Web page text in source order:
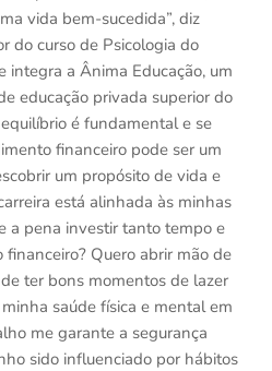
vida bem-sucedida”, diz
do curso de Psicologia do
integra a Ânima Educação, um
educação privada superior do
é fundamental e se
financeiro pode ser um
um propósito de vida e
está alinhada às minhas
a pena investir tanto tempo e
Quero abrir mão de
ter bons momentos de lazer
saúde física e mental em
me garante a segurança
sido influenciado por hábitos